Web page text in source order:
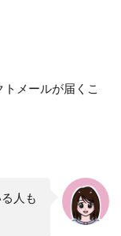
メールが届くこ
人も